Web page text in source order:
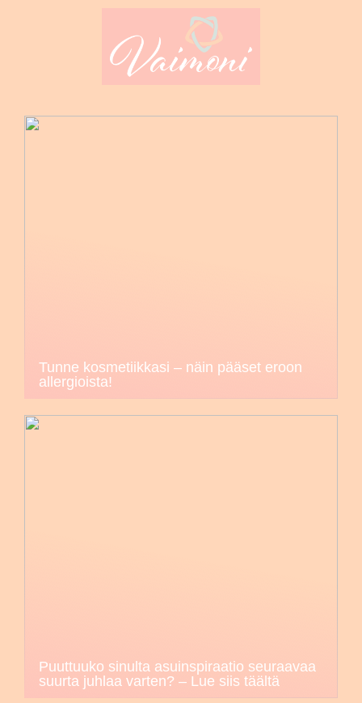
Tunne kosmetiikkasi – näin pääset eroon
allergioista!
Puuttuuko sinulta asuinspiraatio seuraavaa
suurta juhlaa varten? – Lue siis täältä